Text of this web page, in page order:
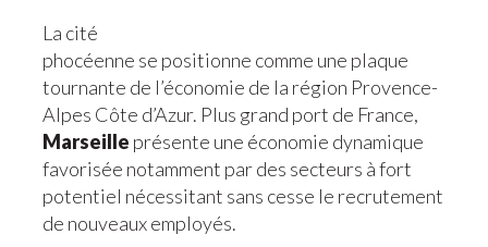
La cité
phocéenne se positionne comme une plaque
tournante de l’économie de la région Provence-
Alpes Côte d’Azur. Plus grand port de France,
Marseille présente une économie dynamique
favorisée notamment par des secteurs à fort
potentiel nécessitant sans cesse le recrutement
de nouveaux employés.